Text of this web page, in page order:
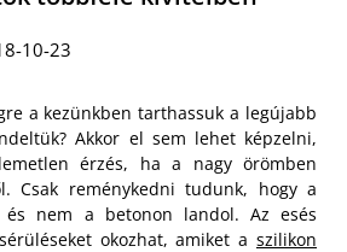
10-23
a kezünkben tarthassuk a legújabb
Akkor el sem lehet képzelni,
érzés, ha a nagy örömben
Csak reménykedni tudunk, hogy a
és nem a betonon landol. Az esés
okozhat, amiket a szilikon